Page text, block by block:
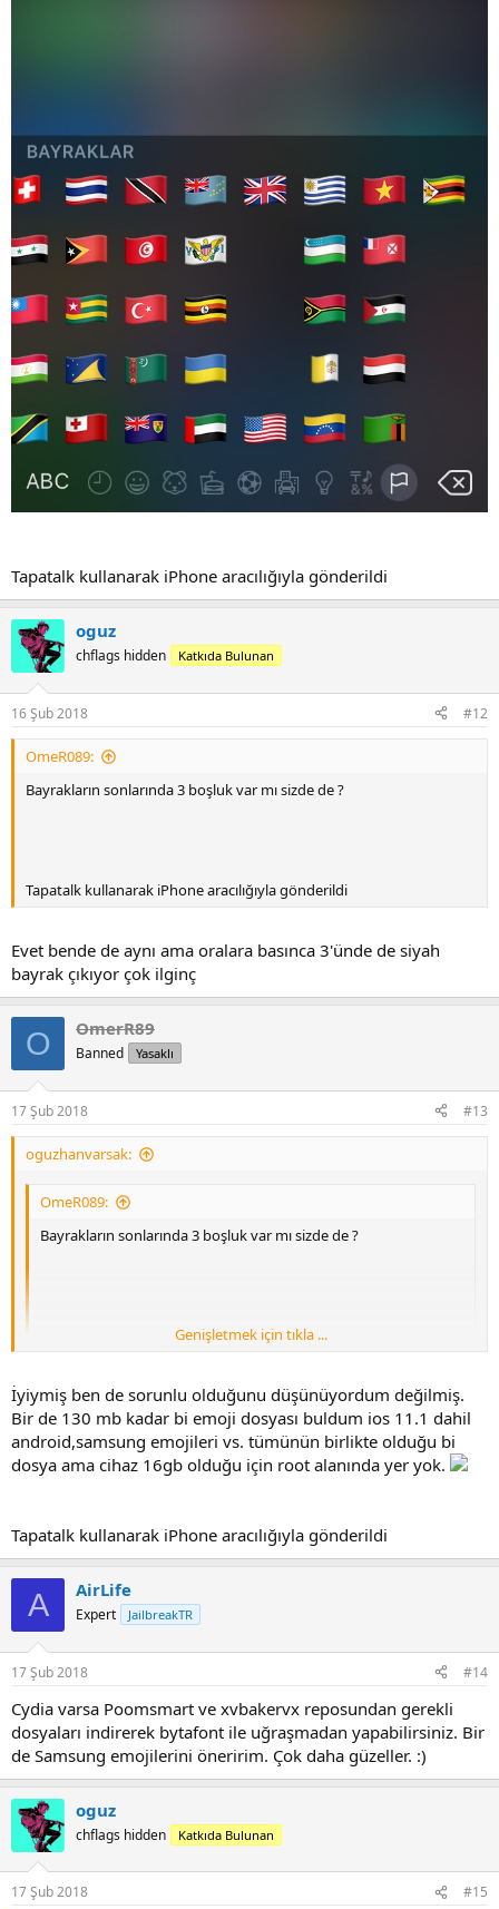
Tapatalk kullanarak iPhone aracılığıyla gönderildi
oguz
chflags hidden Katkıda Bulunan
16 Şub 2018 #12
OmeR089:
Bayrakların sonlarında 3 boşluk var mı sizde de ?
Tapatalk kullanarak iPhone aracılığıyla gönderildi
Evet bende de aynı ama oralara basınca 3'ünde de siyah
bayrak çıkıyor çok ilginç
O OmerR89
Banned Yasaklı
17 Şub 2018 #13
oguzhanvarsak:
OmeR089:
Bayrakların sonlarında 3 boşluk var mı sizde de ?
Tapatalk kullanarak iPhone aracılığıyla gönderildi
Genişletmek için tıkla ...
Evet bende de aynı ama oralara basınca 3'ünde de siyah bayrak
çıkıyor çok ilginç
Genişletmek için tıkla ...
İyiymiş ben de sorunlu olduğunu düşünüyordum değilmiş.
Bir de 130 mb kadar bi emoji dosyası buldum ios 11.1 dahil
android,samsung emojileri vs. tümünün birlikte olduğu bi
dosya ama cihaz 16gb olduğu için root alanında yer yok.
Tapatalk kullanarak iPhone aracılığıyla gönderildi
A AirLife
Expert JailbreakTR
17 Şub 2018 #14
Cydia varsa Poomsmart ve xvbakervx reposundan gerekli
dosyaları indirerek bytafont ile uğraşmadan yapabilirsiniz. Bir
de Samsung emojilerini öneririm. Çok daha güzeller. :)
oguz
chflags hidden Katkıda Bulunan
17 Şub 2018 #15